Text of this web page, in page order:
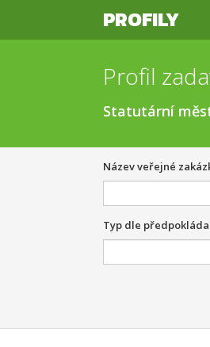
PROFILY
Profil
Statutární
Název veřejné
Typ dle